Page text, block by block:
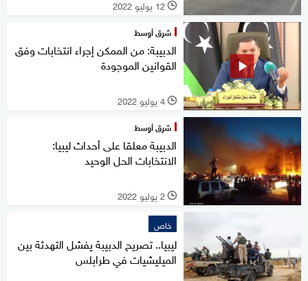
l 12 يوليو 2022
شرق أوسط
الدبيبة: من الممكن إجراء انتخابات وفق
القوانين الموجودة
l 4 يوليو 2022
شرق أوسط
الدبيبة معلقا على أحداث ليبيا:
الانتخابات الحل الوحيد
l 2 يوليو 2022
خاص
ليبيا.. تصريح الدبيبة يفشل التهدئة بين
الميليشيات في طرابلس